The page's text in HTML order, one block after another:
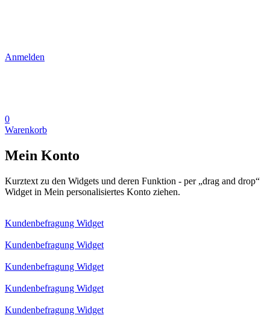
Anmelden
0
Warenkorb
Mein Konto
Kurztext zu den Widgets und deren Funktion - per „drag and drop“
Widget in Mein personalisiertes Konto ziehen.
Kundenbefragung Widget
Kundenbefragung Widget
Kundenbefragung Widget
Kundenbefragung Widget
Kundenbefragung Widget